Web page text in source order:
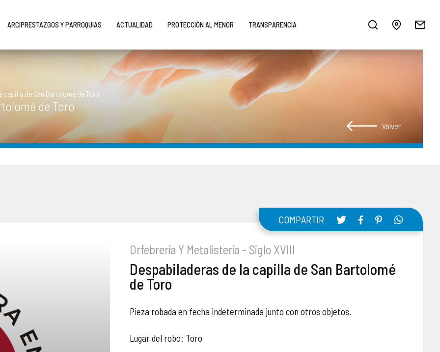
ARCIPRESTAZGOS Y PARROQUIAS ACTUALIDAD PROTECCIÓN AL MENOR TRANSPARENCIA
capilla de San Bartolomé de Toro
de Toro
Volver
Orfebrería Y Metalistería - Siglo XVIII
COMPARTIR
Despabiladeras de la capilla de San Bartolomé
de Toro
Pieza robada en fecha indeterminada junto con otros objetos.
Lugar del robo: Toro